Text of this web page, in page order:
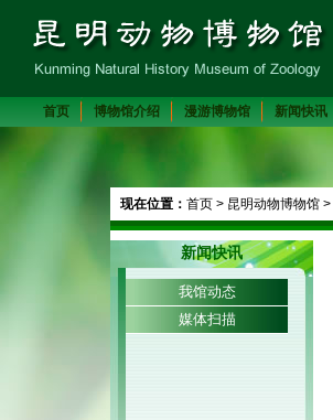
首页 博物馆介绍 漫游博物馆 新闻快讯
现在位置： 首页 > 昆明动物博物馆 >
新闻快讯
我馆动态
媒体扫描